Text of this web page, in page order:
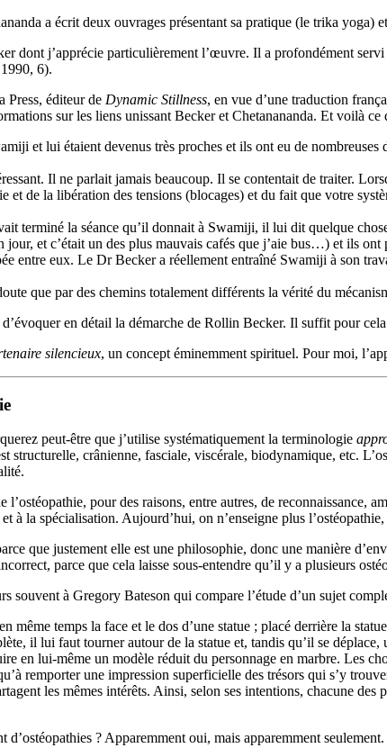
a écrit deux ouvrages présentant sa pratique (le trika yoga)
dont j’apprécie particulièrement l’œuvre. Il a profondément servi
6).
Press, éditeur de Dynamic Stillness, en vue d’une traduction
sur les liens unissant Becker et Chetanananda. Et voilà ce
et lui étaient devenus très proches et ils ont eu de
Il ne parlait jamais beaucoup. Il se contentait de traiter.
et de la libération des tensions (blocages) et du fait que votre
terminé la séance qu’il donnait à Swamiji, il lui dit quelque
jour, et c’était un des plus mauvais cafés que j’aie bus…) et ils ont
entre eux. Le Dr Becker a réellement entraîné Swamiji à son
que par des chemins totalement différents la vérité du
en détail la démarche de Rollin Becker. Il suffit pour
silencieux, un concept éminemment spirituel. Pour moi,
peut-être que j’utilise systématiquement la terminologie
structurelle, crânienne, fasciale, viscérale, biodynamique, etc.
l’ostéopathie, pour des raisons, entre autres, de reconnaissance,
à la spécialisation. Aujourd’hui, on n’enseigne plus
que justement elle est une philosophie, donc une manière
parce que cela laisse sous-entendre qu’il y a plusieurs
souvent à Gregory Bateson qui compare l’étude d’un sujet
temps la face et le dos d’une statue ; placé derrière la
il lui faut tourner autour de la statue et, tandis qu’il se
en lui-même un modèle réduit du personnage en marbre. Les
remporter une impression superficielle des trésors qui s’y
les mêmes intérêts. Ainsi, selon ses intentions, chacune
d’ostéopathies ? Apparemment oui, mais apparemment